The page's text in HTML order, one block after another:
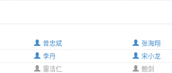
曾忠斌
李丹
雷洁仁
张海翔
宋小龙
鲍剑